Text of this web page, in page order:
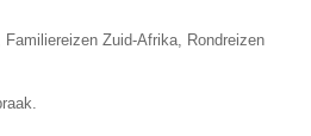
Familiereizen Zuid-Afrika, Rondreizen